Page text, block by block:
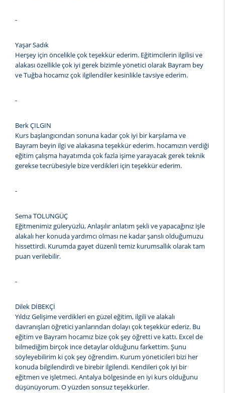
-
Yaşar Sadık
Herşey için öncelikle çok teşekkür ederim. Eğitimcilerin ilgilisi ve
alakası özellikle çok iyi gerek bizimle yönetici olarak Bayram bey
ve Tuğba hocamız çok ilgilendiler kesinlikle tavsiye ederim.
-
Berk ÇILGIN
Kurs başlangıcından sonuna kadar çok iyi bir karşılama ve
Bayram beyin ilgi ve alakasına teşekkür ederim. hocamızın verdiği
eğitim çalışma hayatımda çok fazla işime yarayacak gerek teknik
gerekse tecrübesiyle bize verdikleri için teşekkür ederim.
-
Sema TOLUNGÜÇ
Eğitmenimiz güleryüzlü, Anlaşılır anlatım şekli ve yapacağınız işle
alakalı her konuda yardımcı olması ne kadar şanslı olduğumuzu
hissettirdi. Kurumda gayet düzenli temiz kurumsallık olarak tam
puan verilebilir.
-
Dilek DİBEKÇİ
Yıldız Gelişime verdikleri en güzel eğitim, ilgili ve alakalı
davranışları öğretici yanlarından dolayı çok teşekkür ederiz. Bu
eğitim ve Bayram hocamız bize çok şey öğretti ve kattı. Excel de
bilmediğim birçok ince detaylar olduğunu farkettim. Şunu
söyleyebilirim ki çok şey öğrendim. Kurum yöneticileri bizi her
konuda bilgilendirdi ve birebir ilgilendi. Kendileri çok iyi bir
eğitmen ve işletmeci. Antalya bölgesinde en iyi kurs olduğunu
düşünüyorum. O yüzden sonsuz teşekkürler.